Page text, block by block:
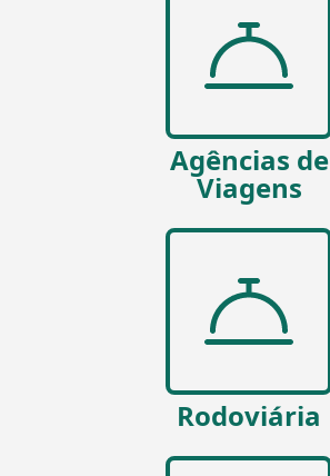
Agências de
Viagens
Rodoviária